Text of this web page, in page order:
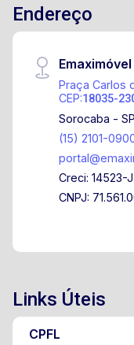
Endereço
Praça Carlos
CEP:18035-
Sorocaba - SP
(15) 2101-
Creci: 14523-J
CNPJ:
Links Úteis
CPFL